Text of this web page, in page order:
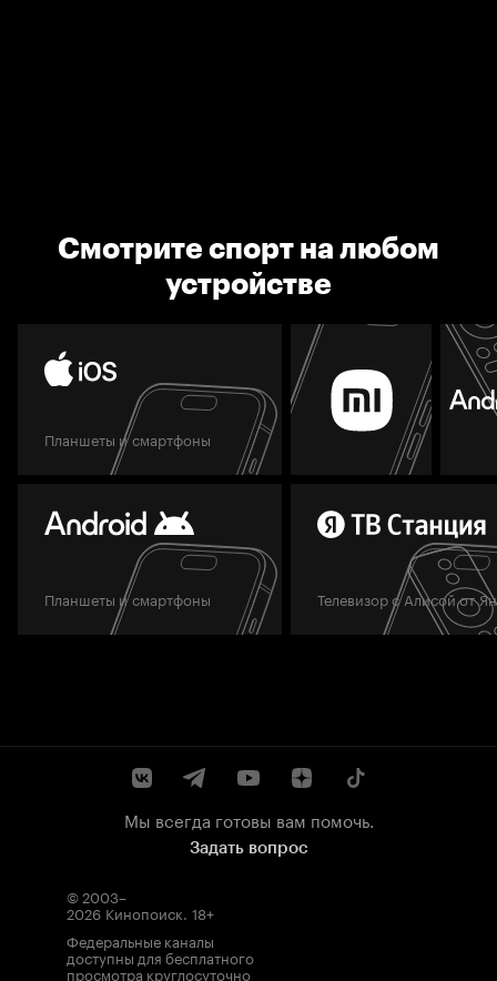
Смотрите спорт на любом
устройстве
Планшеты и смартфоны
Планшеты и смартфоны Телевизор с Алисой от
Мы всегда готовы вам помочь.
Задать вопрос
© 2003–
2026 Кинопоиск. 18+
Федеральные каналы
доступны для бесплатного
просмотра круглосуточно